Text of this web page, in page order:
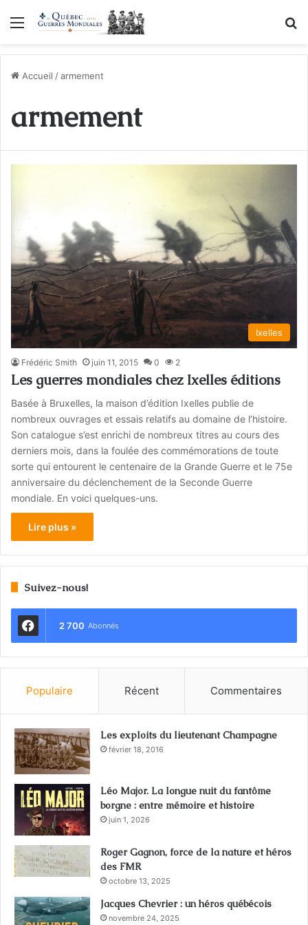
Menu
Accueil /armement
armement
Ixelles
Frédéric Smith juin 11, 2015 0 2
Les guerres mondiales chez Ixelles éditions
Basée à Bruxelles, la maison d’édition Ixelles publie de
nombreux ouvrages et essais relatifs au domaine de l’histoire.
Son catalogue s’est enrichi de nombreux titres au cours des
derniers mois, dans la foulée des commémorations de toute
sorte qui entourent le centenaire de la Grande Guerre et le 75e
anniversaire du déclenchement de la Seconde Guerre
mondiale. En voici quelques-uns.
Lire plus »
Suivez-nous!
2 700 Abonnés
Populaire Récent Commentaires
Les exploits du lieutenant Champagne
février 18, 2016
Léo Major. La longue nuit du fantôme
borgne : entre mémoire et histoire
juin 1, 2026
Roger Gagnon, force de la nature et héros
des FMR
octobre 13, 2025
Jacques Chevrier : un héros québécois
novembre 24, 2025